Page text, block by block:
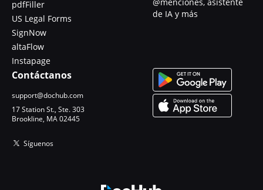
pdfFiller
US Legal Forms
SignNow
altaFlow
Instapage
de IA y más
Contáctanos
support@dochub.com
17 Station St., Ste. 303
Brookline, MA 02445
Síguenos